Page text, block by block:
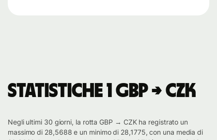
Statistiche 1 GBP → CZK
Negli ultimi 30 giorni, la rotta GBP → CZK ha registrato un
massimo di 28,5688 e un minimo di 28,1775, con una media di